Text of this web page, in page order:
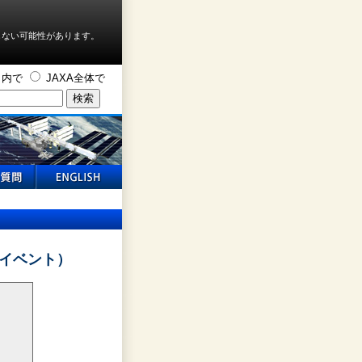
い可能性があります。
で JAXA全体で
ベント）